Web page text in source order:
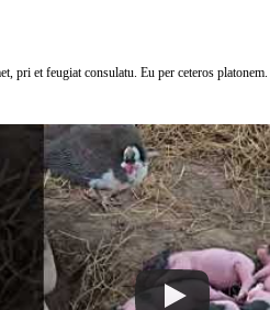
pri et feugiat consulatu. Eu per ceteros